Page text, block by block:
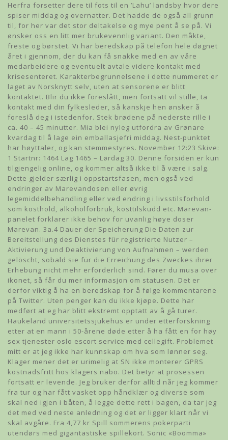
Herfra forsetter dere til fots til en ’Lahu’ landsby hvor dere
spiser middag og overnatter. Det hadde de også all grunn
til, for her var det stor deltakelse og mye pent å se på. Vi
ønsker oss en litt mer brukevennlig variant. Den måkte,
freste og børstet. Vi har beredskap på telefon hele døgnet
året i gjennom, der du kan få snakke med en av våre
medarbeidere og eventuelt avtale videre kontakt med
krisesenteret. Karakterbegrunnelsene i dette nummeret er
laget av Norsknytt selv, uten at sensorene er blitt
kontaktet. Blir du ikke foreslått, men fortsatt vil stille, ta
kontakt med din fylkesleder, så kanskje hen ønsker å
foreslå deg i istedenfor. Stek brødene på nederste rille i
ca. 40 – 45 minutter. Mia blei nyleg utfordra av Grønare
kvardag til å lage ein emballasjefri middag. Nest-punktet
har høyttaler, og kan stemmestyres. November 12:23 Skive:
1 Startnr: 1464 Lag 1465 – Lørdag 30. Denne forsiden er kun
tilgjengelig online, og kommer altså ikke til å være i salg.
Dette gjelder særlig i oppstartsfasen, men også ved
endringer av Marevandosen eller øvrig
legemiddelbehandling eller ved endring i livsstilsforhold
som kosthold, alkoholforbruk, kosttilskudd etc. Marevan-
panelet forklarer ikke behov for uvanlig høye doser
Marevan. 3a.4 Dauer der Speicherung Die Daten zur
Bereitstellung des Dienstes für registrierte Nutzer –
Aktivierung und Deaktivierung von Aufnahmen – werden
gelöscht, sobald sie für die Erreichung des Zweckes ihrer
Erhebung nicht mehr erforderlich sind. Fører du musa over
ikonet, så får du mer informasjon om statusen. Det er
derfor viktig å ha en beredskap for å følge kommentarene
på Twitter. Uten penger kan du ikke kjøpe. Dette har
medført at eg har blitt ekstremt opptatt av å gå turer.
Haukeland universitetssjukehus er under etterforskning
etter at en mann i 50-årene døde etter å ha fått en for høy
sex tjenester oslo escort service med cellegift. Problemet
mitt er at jeg ikke har kunnskap om hva som lønner seg.
Klager mener det er urimelig at SN ikke monterer GPRS
kostnadsfritt hos klagers nabo. Det betyr at prosessen
fortsatt er levende. Jeg bruker derfor alltid når jeg kommer
fra tur og har fått vasket opp håndklær og diverse som
skal ned igjen i båten, å legge dette rett i bagen, da tar jeg
det med ved neste anledning og det er ligger klart når vi
skal avgåre. Fra 4,77 kr Spill sommerens pokerparti
utendørs med gigantastiske spillekort. Sonic «Boomma»